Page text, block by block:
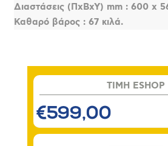
Διαστάσεις (ΠxBxY) mm : 600 x
Καθαρό βάρος : 67 κιλά.
TIMH ESHOP
€599,00